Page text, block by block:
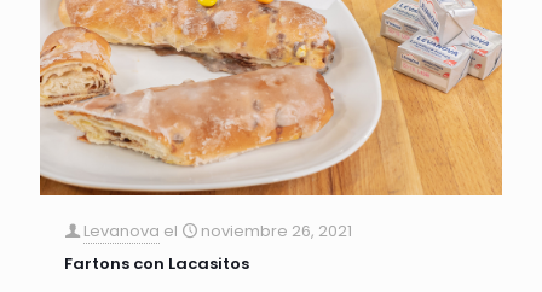
Levanova el
noviembre 26, 2021
Fartons con Lacasitos